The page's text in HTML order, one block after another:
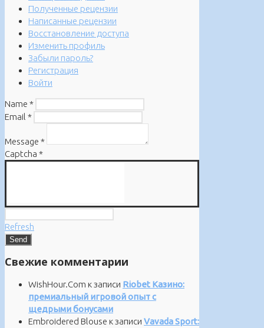
Полученные рецензии
Написанные рецензии
Восстановление доступа
Изменить профиль
Забыли пароль?
Регистрация
Войти
Name *
Email *
Message *
Captcha *
Refresh
Свежие комментарии
WishHour.Com к записи Riobet Казино:
премиальный игровой опыт с
щедрыми бонусами
Embroidered Blouse к записи Vavada Sport: